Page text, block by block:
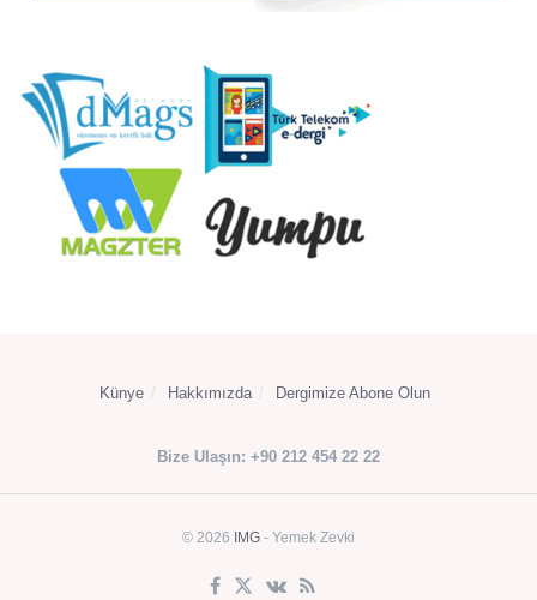
Künye Hakkımızda Dergimize Abone Olun
Bize Ulaşın: +90 212 454 22 22
© 2026 IMG - Yemek Zevki